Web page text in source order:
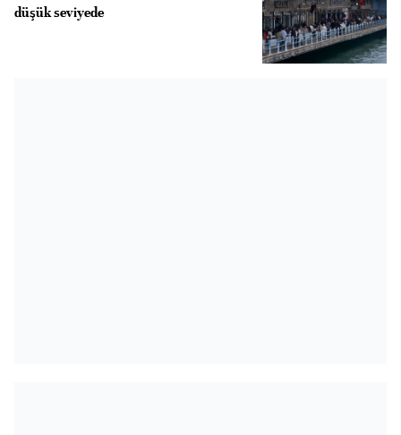
düşük seviyede